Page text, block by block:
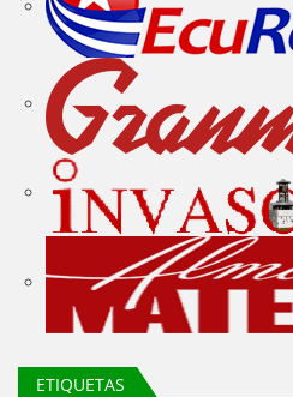
ETIQUETAS